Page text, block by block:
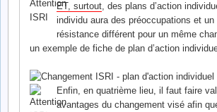
ET, surtout, des plans d’action
individu aura des préoccupations et un
résistance différent pour un même
un exemple de fiche de plan d’action
Enfin, en quatrième lieu, il faut faire
avantages du changement visé afin